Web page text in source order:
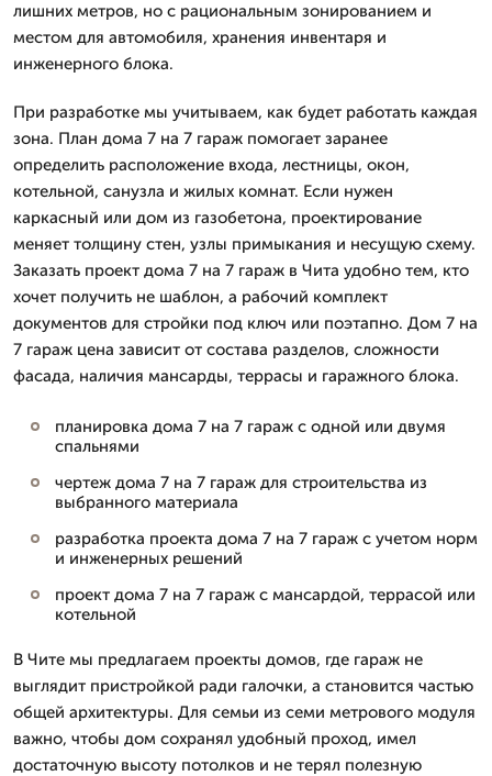
лишних метров, но с рациональным зонированием и
местом для автомобиля, хранения инвентаря и
инженерного блока.
При разработке мы учитываем, как будет работать каждая
зона. План дома 7 на 7 гараж помогает заранее
определить расположение входа, лестницы, окон,
котельной, санузла и жилых комнат. Если нужен
каркасный или дом из газобетона, проектирование
меняет толщину стен, узлы примыкания и несущую схему.
Заказать проект дома 7 на 7 гараж в Чита удобно тем, кто
хочет получить не шаблон, а рабочий комплект
документов для стройки под ключ или поэтапно. Дом 7 на
7 гараж цена зависит от состава разделов, сложности
фасада, наличия мансарды, террасы и гаражного блока.
планировка дома 7 на 7 гараж с одной или двумя
спальнями
чертеж дома 7 на 7 гараж для строительства из
выбранного материала
разработка проекта дома 7 на 7 гараж с учетом норм
и инженерных решений
проект дома 7 на 7 гараж с мансардой, террасой или
котельной
В Чите мы предлагаем проекты домов, где гараж не
выглядит пристройкой ради галочки, а становится частью
общей архитектуры. Для семьи из семи метрового модуля
важно, чтобы дом сохранял удобный проход, имел
достаточную высоту потолков и не терял полезную